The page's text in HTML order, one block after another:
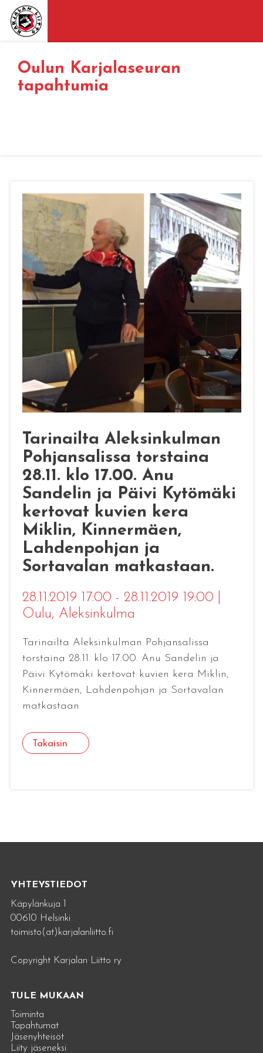
Oulun Karjalaseuran
tapahtumia
Tarinailta Aleksinkulman
Pohjansalissa torstaina
28.11. klo 17.00. Anu
Sandelin ja Päivi Kytömäki
kertovat kuvien kera
Miklin, Kinnermäen,
Lahdenpohjan ja
Sortavalan matkastaan.
28.11.2019 17:00 - 28.11.2019 19:00
Oulu, Aleksinkulma
Tarinailta Aleksinkulman Pohjansalissa
torstaina 28.11. klo 17.00. Anu Sandelin ja
Päivi Kytömäki kertovat kuvien kera Miklin,
Kinnermäen, Lahdenpohjan ja Sortavalan
matkastaan
Takaisin
YHTEYSTIEDOT
Käpylänkuja 1
00610 Helsinki
toimisto(at)karjalanliitto.fi
Copyright Karjalan Liitto ry
TULE MUKAAN
Toiminta
Tapahtumat
Jäsenyhteisöt
Liity jäseneksi